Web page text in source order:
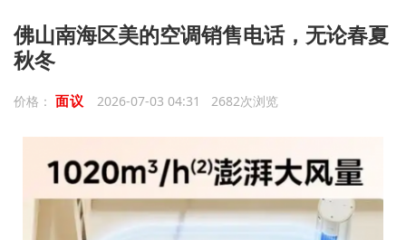
佛山南海区美的空调销售电话，无论春夏
秋冬
价格： 面议 2026-07-03 04:31 2682次浏览